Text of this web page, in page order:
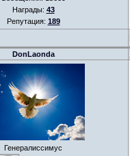
Награды: 43
Репутация: 189
DonLaonda
Генералиссимус